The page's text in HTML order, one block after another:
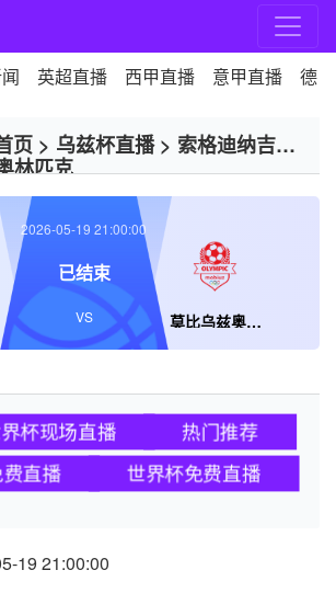
英超直播 西甲直播 意甲直播 德
页 > 乌兹杯直播> 索格迪纳吉扎
林匹克
莫比乌兹奥林匹克
2026-05-19 21:00:00
已结束
VS
杯现场直播
热门推荐
直播
世界杯免费直播
19 21:00:00